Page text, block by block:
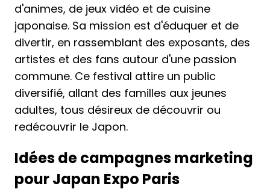
d'animes, de jeux vidéo et de cuisine
japonaise. Sa mission est d'éduquer et de
divertir, en rassemblant des exposants, des
artistes et des fans autour d'une passion
commune. Ce festival attire un public
diversifié, allant des familles aux jeunes
adultes, tous désireux de découvrir ou
redécouvrir le Japon.
Idées de campagnes marketing
pour Japan Expo Paris